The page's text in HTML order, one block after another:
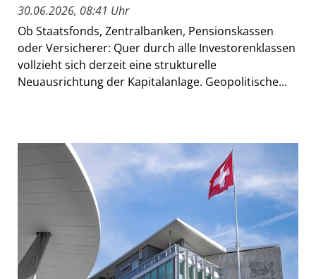
30.06.2026, 08:41 Uhr
Ob Staatsfonds, Zentralbanken, Pensionskassen
oder Versicherer: Quer durch alle Investorenklassen
vollzieht sich derzeit eine strukturelle
Neuausrichtung der Kapitalanlage. Geopolitische...